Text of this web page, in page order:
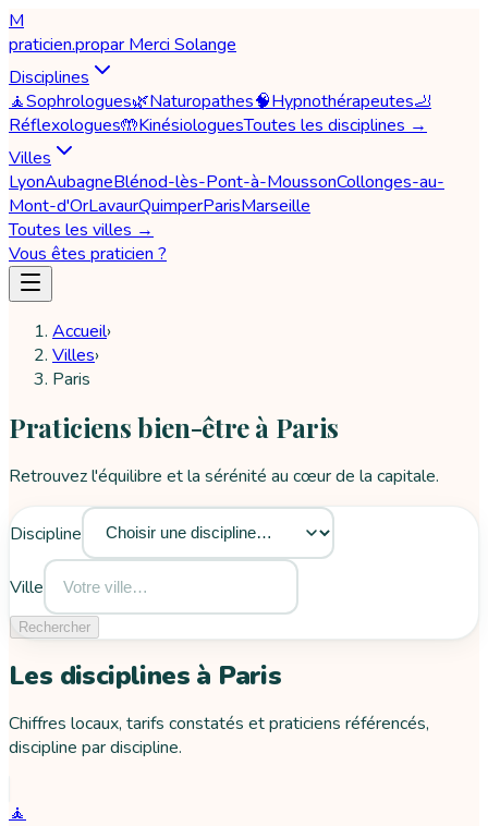
M
praticien.propar Merci Solange
Disciplines
🧘Sophrologues🌿Naturopathes🧠Hypnothérapeutes🦶
Réflexologues🤲KinésiologuesToutes les disciplines →
Villes
LyonAubagneBlénod-lès-Pont-à-MoussonCollonges-au-
Mont-d'OrLavaurQuimperParisMarseille
Toutes les villes →
Vous êtes praticien ?
Accueil›
Villes›
Paris
Praticiens bien-être à Paris
Retrouvez l'équilibre et la sérénité au cœur de la capitale.
Discipline
Ville
Rechercher
Les disciplines à Paris
Chiffres locaux, tarifs constatés et praticiens référencés,
discipline par discipline.
🧘